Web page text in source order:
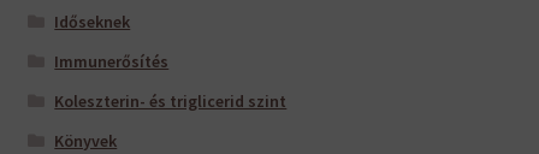
Időseknek
Immunerősítés
Koleszterin- és triglicerid szint
Könyvek